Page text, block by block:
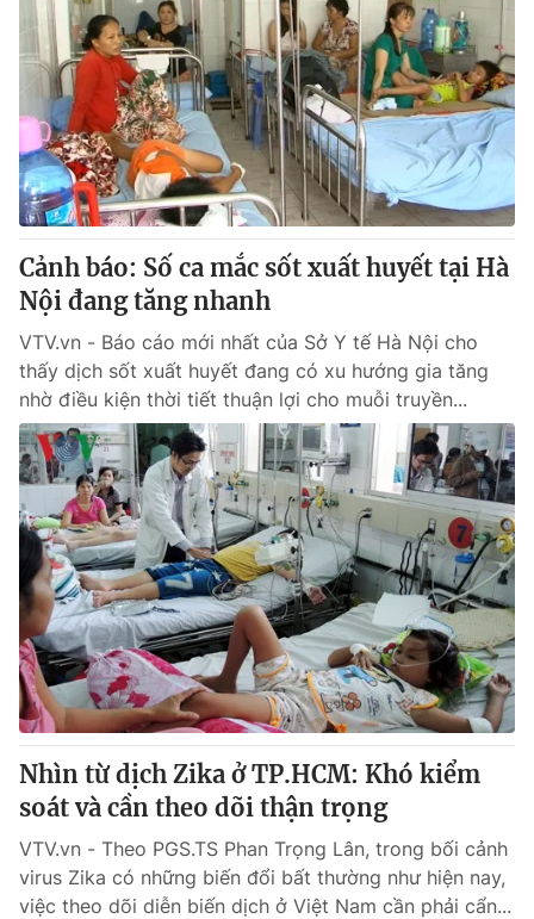
Cảnh báo: Số ca mắc sốt xuất huyết tại Hà
Nội đang tăng nhanh
VTV.vn - Báo cáo mới nhất của Sở Y tế Hà Nội cho
thấy dịch sốt xuất huyết đang có xu hướng gia tăng
nhờ điều kiện thời tiết thuận lợi cho muỗi truyền...
Nhìn từ dịch Zika ở TP.HCM: Khó kiểm
soát và cần theo dõi thận trọng
VTV.vn - Theo PGS.TS Phan Trọng Lân, trong bối cảnh
virus Zika có những biến đổi bất thường như hiện nay,
việc theo dõi diễn biến dịch ở Việt Nam cần phải cẩn...